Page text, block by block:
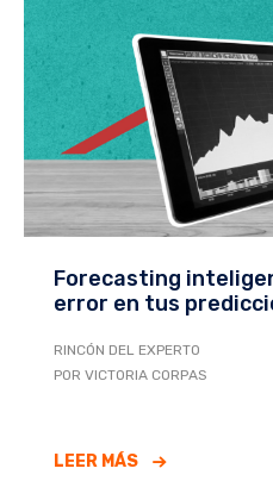
Forecasting
error en tus
RINCÓN DEL EXPERTO
POR VICTORIA CORPAS
LEER MÁS